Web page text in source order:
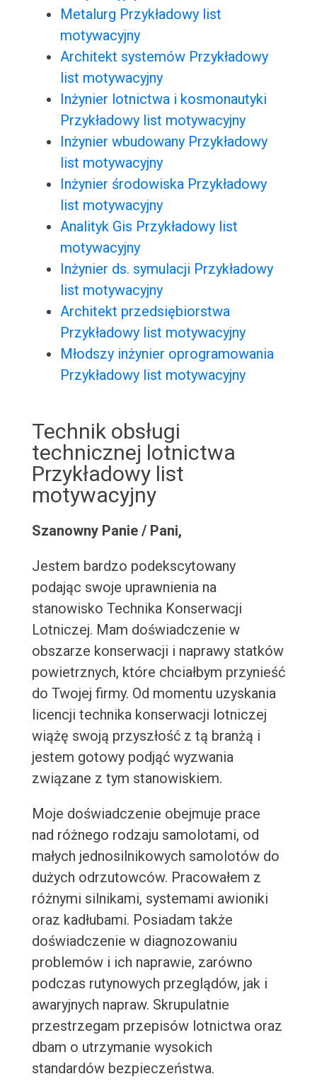
Metalurg Przykładowy list
motywacyjny
Architekt systemów Przykładowy
list motywacyjny
Inżynier lotnictwa i kosmonautyki
Przykładowy list motywacyjny
Inżynier wbudowany Przykładowy
list motywacyjny
Inżynier środowiska Przykładowy
list motywacyjny
Analityk Gis Przykładowy list
motywacyjny
Inżynier ds. symulacji Przykładowy
list motywacyjny
Architekt przedsiębiorstwa
Przykładowy list motywacyjny
Młodszy inżynier oprogramowania
Przykładowy list motywacyjny
Technik obsługi
technicznej lotnictwa
Przykładowy list
motywacyjny
Szanowny Panie / Pani,
Jestem bardzo podekscytowany
podając swoje uprawnienia na
stanowisko Technika Konserwacji
Lotniczej. Mam doświadczenie w
obszarze konserwacji i naprawy statków
powietrznych, które chciałbym przynieść
do Twojej firmy. Od momentu uzyskania
licencji technika konserwacji lotniczej
wiążę swoją przyszłość z tą branżą i
jestem gotowy podjąć wyzwania
związane z tym stanowiskiem.
Moje doświadczenie obejmuje prace
nad różnego rodzaju samolotami, od
małych jednosilnikowych samolotów do
dużych odrzutowców. Pracowałem z
różnymi silnikami, systemami awioniki
oraz kadłubami. Posiadam także
doświadczenie w diagnozowaniu
problemów i ich naprawie, zarówno
podczas rutynowych przeglądów, jak i
awaryjnych napraw. Skrupulatnie
przestrzegam przepisów lotnictwa oraz
dbam o utrzymanie wysokich
standardów bezpieczeństwa.